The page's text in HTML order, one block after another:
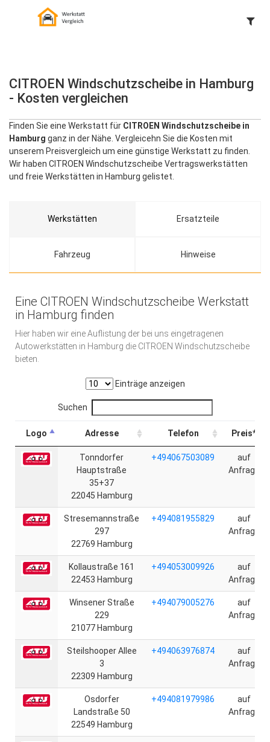
CITROEN Windschutzscheibe in Hamburg
- Kosten vergleichen
Finden Sie eine Werkstatt für CITROEN Windschutzscheibe in
Hamburg ganz in der Nähe. Vergleicehn Sie die Kosten mit
unserem Preisvergleich um eine günstige Werkstatt zu finden.
Wir haben CITROEN Windschutzscheibe Vertragswerkstätten
und freie Werkstätten in Hamburg gelistet.
Werkstätten Ersatzteile
Fahrzeug Hinweise
Eine CITROEN Windschutzscheibe Werkstatt
in Hamburg finden
Hier haben wir eine Auflistung der bei uns eingetragenen
Autowerkstätten in Hamburg die CITROEN Windschutzscheibe
bieten.
Einträge anzeigen
Suchen
Logo Adresse Telefon Preis*
Tonndorfer
Hauptstraße
35+37
22045 Hamburg
+494067503089
auf
Anfrage
Stresemannstraße
297
22769 Hamburg
+494081955829
auf
Anfrage
Kollaustraße 161
22453 Hamburg
+494053009926
auf
Anfrage
Winsener Straße
229
21077 Hamburg
+494079005276
auf
Anfrage
Steilshooper Allee
3
22309 Hamburg
+494063976874
auf
Anfrage
Osdorfer
Landstraße 50
22549 Hamburg
+494081979986
auf
Anfrage